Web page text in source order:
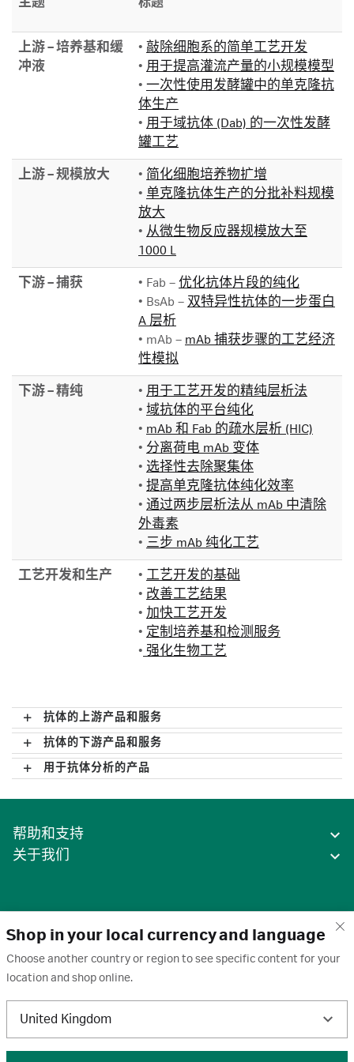
Shop in your local currency and language
Choose another country or region to see specific content for your
location and shop online.
United Kingdom
主题 标题
上游 – 培养基和缓
冲液
• 敲除细胞系的简单工艺开发
• 用于提高灌流产量的小规模模型
• 一次性使用发酵罐中的单克隆抗
体生产
• 用于域抗体 (Dab) 的一次性发酵
罐工艺
上游 – 规模放大 • 简化细胞培养物扩增
• 单克隆抗体生产的分批补料规模
放大
• 从微生物反应器规模放大至
1000 L
下游 – 捕获 • Fab – 优化抗体片段的纯化
• BsAb – 双特异性抗体的一步蛋白
A 层析
• mAb – mAb 捕获步骤的工艺经济
性模拟
下游 – 精纯 • 用于工艺开发的精纯层析法
• 域抗体的平台纯化
• mAb 和 Fab 的疏水层析 (HIC)
• 分离荷电 mAb 变体
• 选择性去除聚集体
• 提高单克隆抗体纯化效率
• 通过两步层析法从 mAb 中清除
外毒素
• 三步 mAb 纯化工艺
工艺开发和生产 • 工艺开发的基础
• 改善工艺结果
• 加快工艺开发
• 定制培养基和检测服务
• 强化生物工艺
抗体的上游产品和服务
抗体的下游产品和服务
用于抗体分析的产品
帮助和支持
关于我们
中国
条款 · 隐私政策